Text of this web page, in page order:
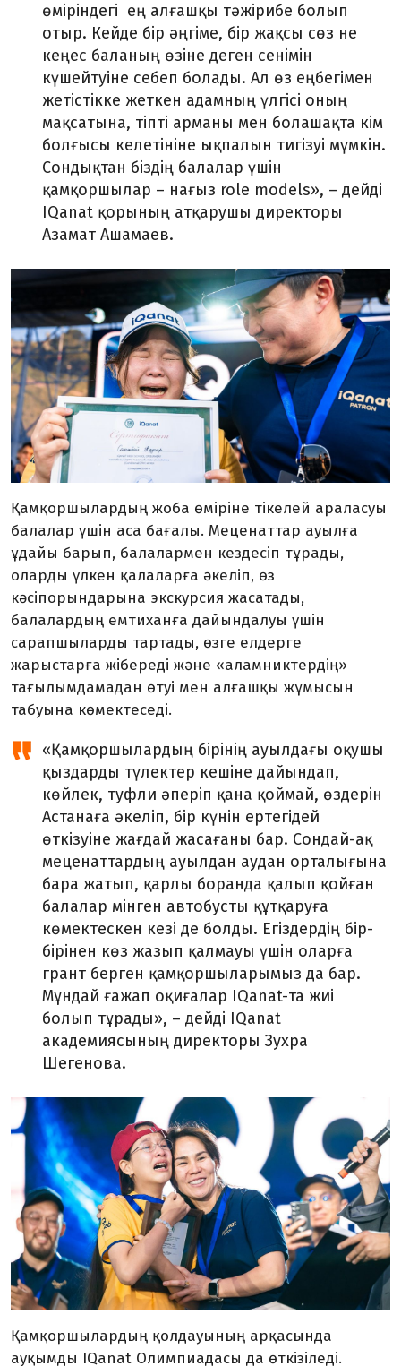
өміріндегі ең алғашқы тәжірибе болып
отыр. Кейде бір әңгіме, бір жақсы сөз не
кеңес баланың өзіне деген сенімін
күшейтуіне себеп болады. Ал өз еңбегімен
жетістікке жеткен адамның үлгісі оның
мақсатына, тіпті арманы мен болашақта кім
болғысы келетініне ықпалын тигізуі мүмкін.
Сондықтан біздің балалар үшін
қамқоршылар – нағыз role models», – дейді
IQanat қорының атқарушы директоры
Азамат Ашамаев.
Қамқоршылардың жоба өміріне тікелей араласуы
балалар үшін аса бағалы. Меценаттар ауылға
ұдайы барып, балалармен кездесіп тұрады,
оларды үлкен қалаларға әкеліп, өз
кәсіпорындарына экскурсия жасатады,
балалардың емтиханға дайындалуы үшін
сарапшыларды тартады, өзге елдерге
жарыстарға жібереді және «аламниктердің»
тағылымдамадан өтуі мен алғашқы жұмысын
табуына көмектеседі.
«Қамқоршылардың бірінің ауылдағы оқушы
қыздарды түлектер кешіне дайындап,
көйлек, туфли әперіп қана қоймай, өздерін
Астанаға әкеліп, бір күнін ертегідей
өткізуіне жағдай жасағаны бар. Сондай-ақ
меценаттардың ауылдан аудан орталығына
бара жатып, қарлы боранда қалып қойған
балалар мінген автобусты құтқаруға
көмектескен кезі де болды. Егіздердің бір-
бірінен көз жазып қалмауы үшін оларға
грант берген қамқоршыларымыз да бар.
Мұндай ғажап оқиғалар IQanat-та жиі
болып тұрады», – дейді IQanat
академиясының директоры Зухра
Шегенова.
Қамқоршылардың қолдауының арқасында
ауқымды IQanat Олимпиадасы да өткізіледі.